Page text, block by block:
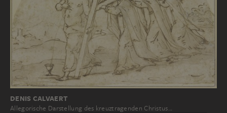
DENIS CALVAERT
Allegorische Darstellung des kreuztragenden Christus…